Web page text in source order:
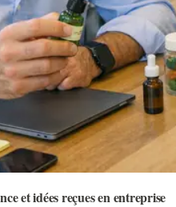
et idées reçues en entreprise